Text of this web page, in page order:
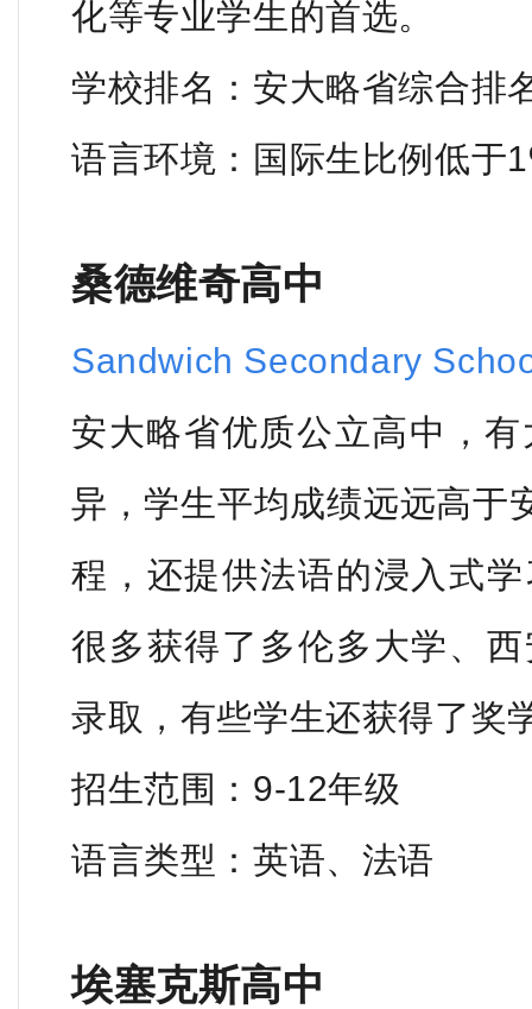
化等专业学生的首选。
学校排名：安大略省综合排
语言环境：国际生比例低于
桑德维奇高中
Sandwich Secondary
安大略省优质公立高中，
异，学生平均成绩远远高于
程，还提供法语的浸入式
很多获得了多伦多大学、
录取，有些学生还获得了奖
招生范围：9-12年级
语言类型：英语、法语
埃塞克斯高中